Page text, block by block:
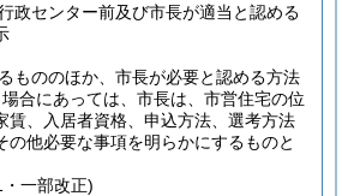
政センター前及び市長が適当と認める
もののほか、市長が必要と認める方法
合にあっては、市長は、市営住宅の位
賃、入居者資格、申込方法、選考方法
の他必要な事項を明らかにするものと
一部改正)